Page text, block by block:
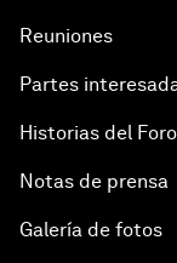
Reuniones
Partes
Historias del Foro
Notas de prensa
Galería de fotos